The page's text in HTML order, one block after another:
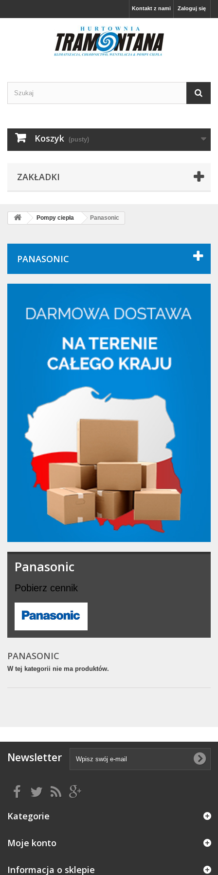
Zaloguj się
Kontakt z nami
Koszyk (pusty)
ZAKŁADKI
Pompy ciepła Panasonic
PANASONIC
Panasonic
Pobierz cennik
PANASONIC
W tej kategorii nie ma produktów.
Newsletter
Kategorie
Moje konto
Informacja o sklepie